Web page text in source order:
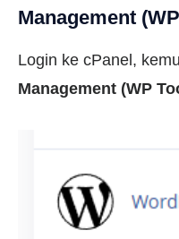
Management
Login ke cPanel,
Management (WP